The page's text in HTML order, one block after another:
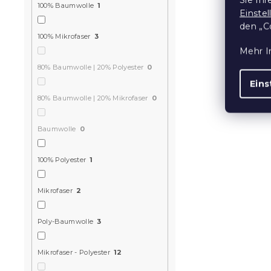
den
Mehr
100% Baumwolle 1
100% Mikrofaser 3
80% Baumwolle | 20% Polyester 0
80% Baumwolle | 20% Mikrofaser 0
Baumwolle 0
100% Polyester 1
Mikrofaser 2
Poly-Baumwolle 3
Mikrofaser - Polyester 12
BUNTER
10,20 €